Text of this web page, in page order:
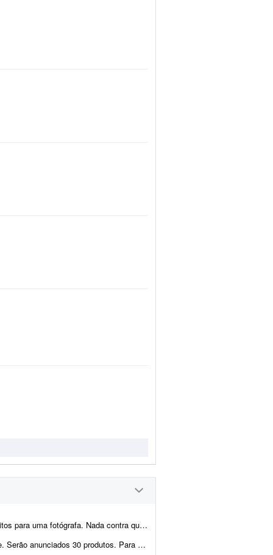
usa IA para fazer os criativos. Mas se você só trabalh...
gerar: - 4 fotos do produto - 1 foto contextual com o fundo relaci...